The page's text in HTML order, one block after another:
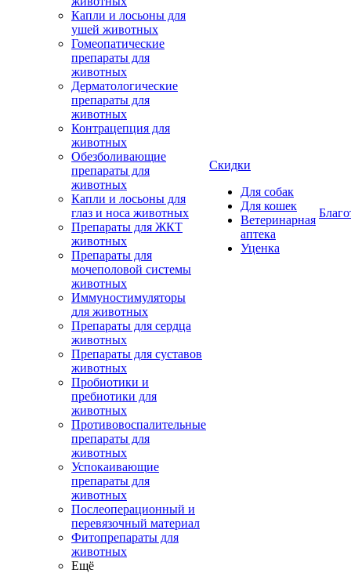
Капли и лосьоны для
ушей животных
Гомеопатические
препараты для
животных
Дерматологические
препараты для
животных
Контрацепция для
животных
Обезболивающие
препараты для
животных
Капли и лосьоны для
глаз и носа животных
Препараты для ЖКТ
животных
Препараты для
мочеполовой системы
животных
Иммуностимуляторы
для животных
Препараты для сердца
животных
Препараты для суставов
животных
Пробиотики и
пребиотики для
животных
Противовоспалительные
препараты для
животных
Успокаивающие
препараты для
животных
Послеоперационный и
перевязочный материал
Фитопрепараты для
животных
Ещё
Скидки
Для собак
Для кошек
Ветеринарная
аптека
Уценка